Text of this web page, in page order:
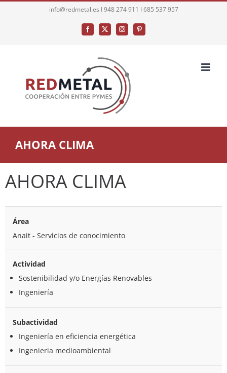
info@redmetal.es I 948 274 911 I 685 537 957
Facebook
X InstagramPinterest
AHORA CLIMA
AHORA CLIMA
Área
Anait - Servicios de conocimiento
Actividad
Sostenibilidad y/o Energías Renovables
Ingeniería
Subactividad
Ingeniería en eficiencia energética
Ingenieria medioambiental